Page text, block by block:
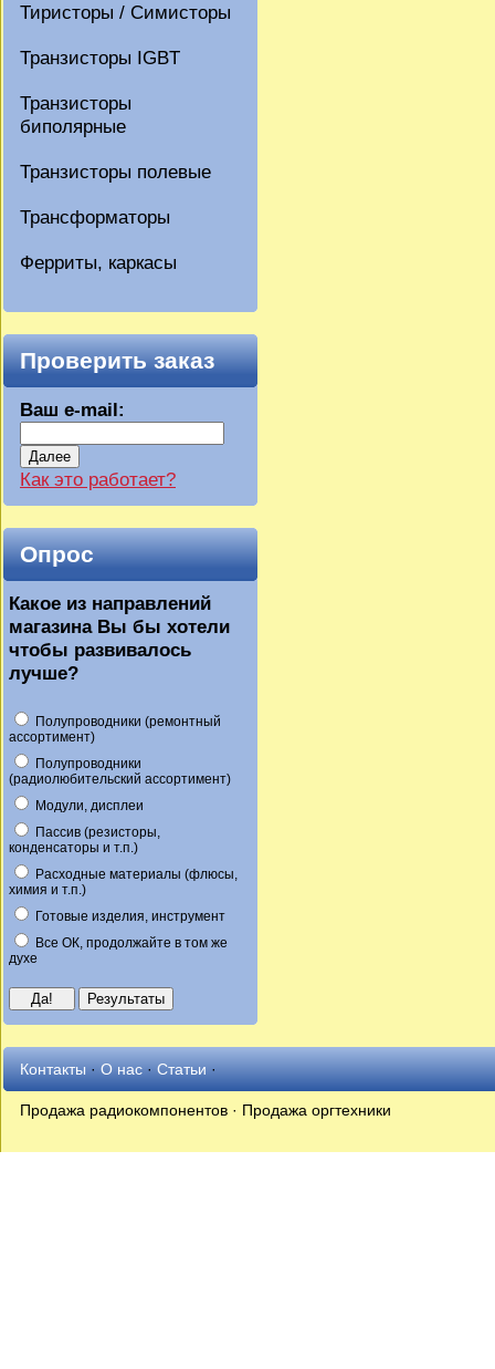
Тиристоры / Симисторы
Транзисторы IGBT
Транзисторы
биполярные
Транзисторы полевые
Трансформаторы
Ферриты, каркасы
Проверить заказ
Ваш e-mail:
Далее
Как это работает?
Опрос
Какое из направлений
магазина Вы бы хотели
чтобы развивалось
лучше?
Полупроводники (ремонтный
ассортимент)
Полупроводники
(радиолюбительский ассортимент)
Модули, дисплеи
Пассив (резисторы,
конденсаторы и т.п.)
Расходные материалы (флюсы,
химия и т.п.)
Готовые изделия, инструмент
Все ОК, продолжайте в том же
духе
Контакты·О нас·Статьи·
Продажа радиокомпонентов · Продажа оргтехники